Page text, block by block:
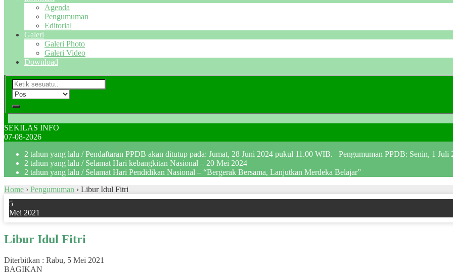
Agenda
Pengumuman
Editorial
Galeri
Galeri Photo
Galeri Video
Download
SEKILAS INFO
07-08-2026
2 tahun yang lalu / Pendaftaran PPDB akan ditutup pada: Jumat, 28 Juni 2024 pukul 11.00 WIB. Pengumuman PPDB: Senin, 1 Juli
2 tahun yang lalu / Selamat Hari kebangkitan Nasional – 20 Mei 2024
2 tahun yang lalu / Selamat Hari Pendidikan Nasional – “Bergerak Bersama, Lanjutkan Merdeka Belajar”
Home › Pengumuman › Libur Idul Fitri
5
Mei 2021
Libur Idul Fitri
Diterbitkan : Rabu, 5 Mei 2021
BAGIKAN